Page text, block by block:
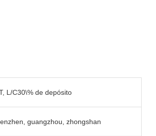
L/C30\% de depósito
guangzhou, zhongshan